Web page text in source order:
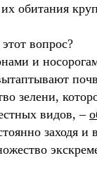
их обитания
вопрос?
и
зелени,
видов, –
заходя и